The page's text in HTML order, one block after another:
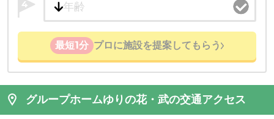
4
最短1分 プロに施設を提案してもらう
グループホームゆりの花・武の交通アクセス